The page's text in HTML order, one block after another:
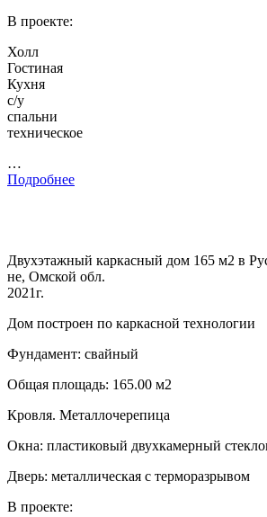
В проекте:
Холл
Гостиная
Кухня
с/у
спальни
техническое
…
Подробнее
Двухэтажный каркасный дом 165 м2 в
не, Омской обл.
2021г.
Дом построен по каркасной технологии
Фундамент: свайный
Общая площадь: 165.00 м2
Кровля. Металлочерепица
Окна: пластиковый двухкамерный
Дверь: металлическая с терморазрывом
В проекте: